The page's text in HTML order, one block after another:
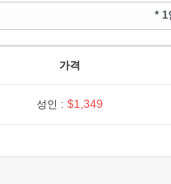
* 1
가격
성인 : $1,349